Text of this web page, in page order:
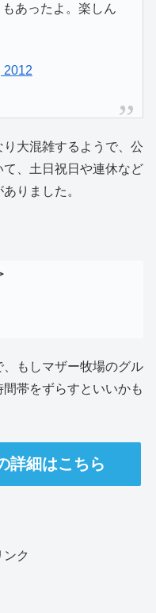
あったよ。楽しん
2012
大混雑するようで、公
、土日祝日や連休など
りました。
もしマザー牧場のグル
帯をずらすといいかも
詳細はこちら
ク